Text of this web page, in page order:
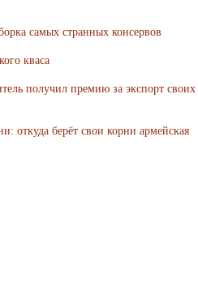
самых странных консервов
кваса
получил премию за экспорт своих
откуда берёт свои корни армейская